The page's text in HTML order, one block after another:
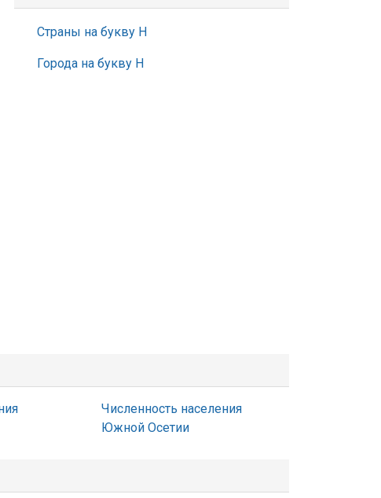
Страны на букву Н
Города на букву Н
Численность населения
Южной Осетии